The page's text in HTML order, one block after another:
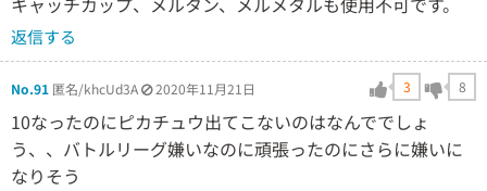
返信する
No.91 匿名/khcUd3A 2020年11月21日 3 8
10なったのにピカチュウ出てこないのはなんででしょ
う、、バトルリーグ嫌いなのに頑張ったのにさらに嫌いに
なりそう